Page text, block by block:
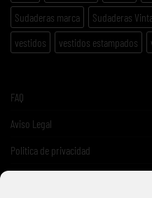
Sudaderas marca
Sudaderas
vestidos
vestidos estampados
FAQ
Aviso Legal
Politica de privacidad